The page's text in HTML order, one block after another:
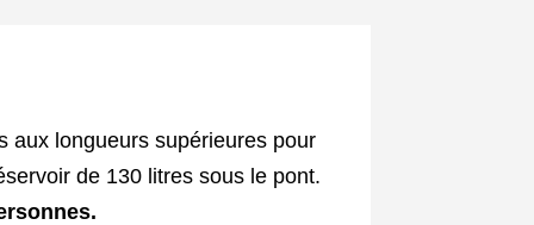
aux longueurs supérieures pour
de 130 litres sous le pont.